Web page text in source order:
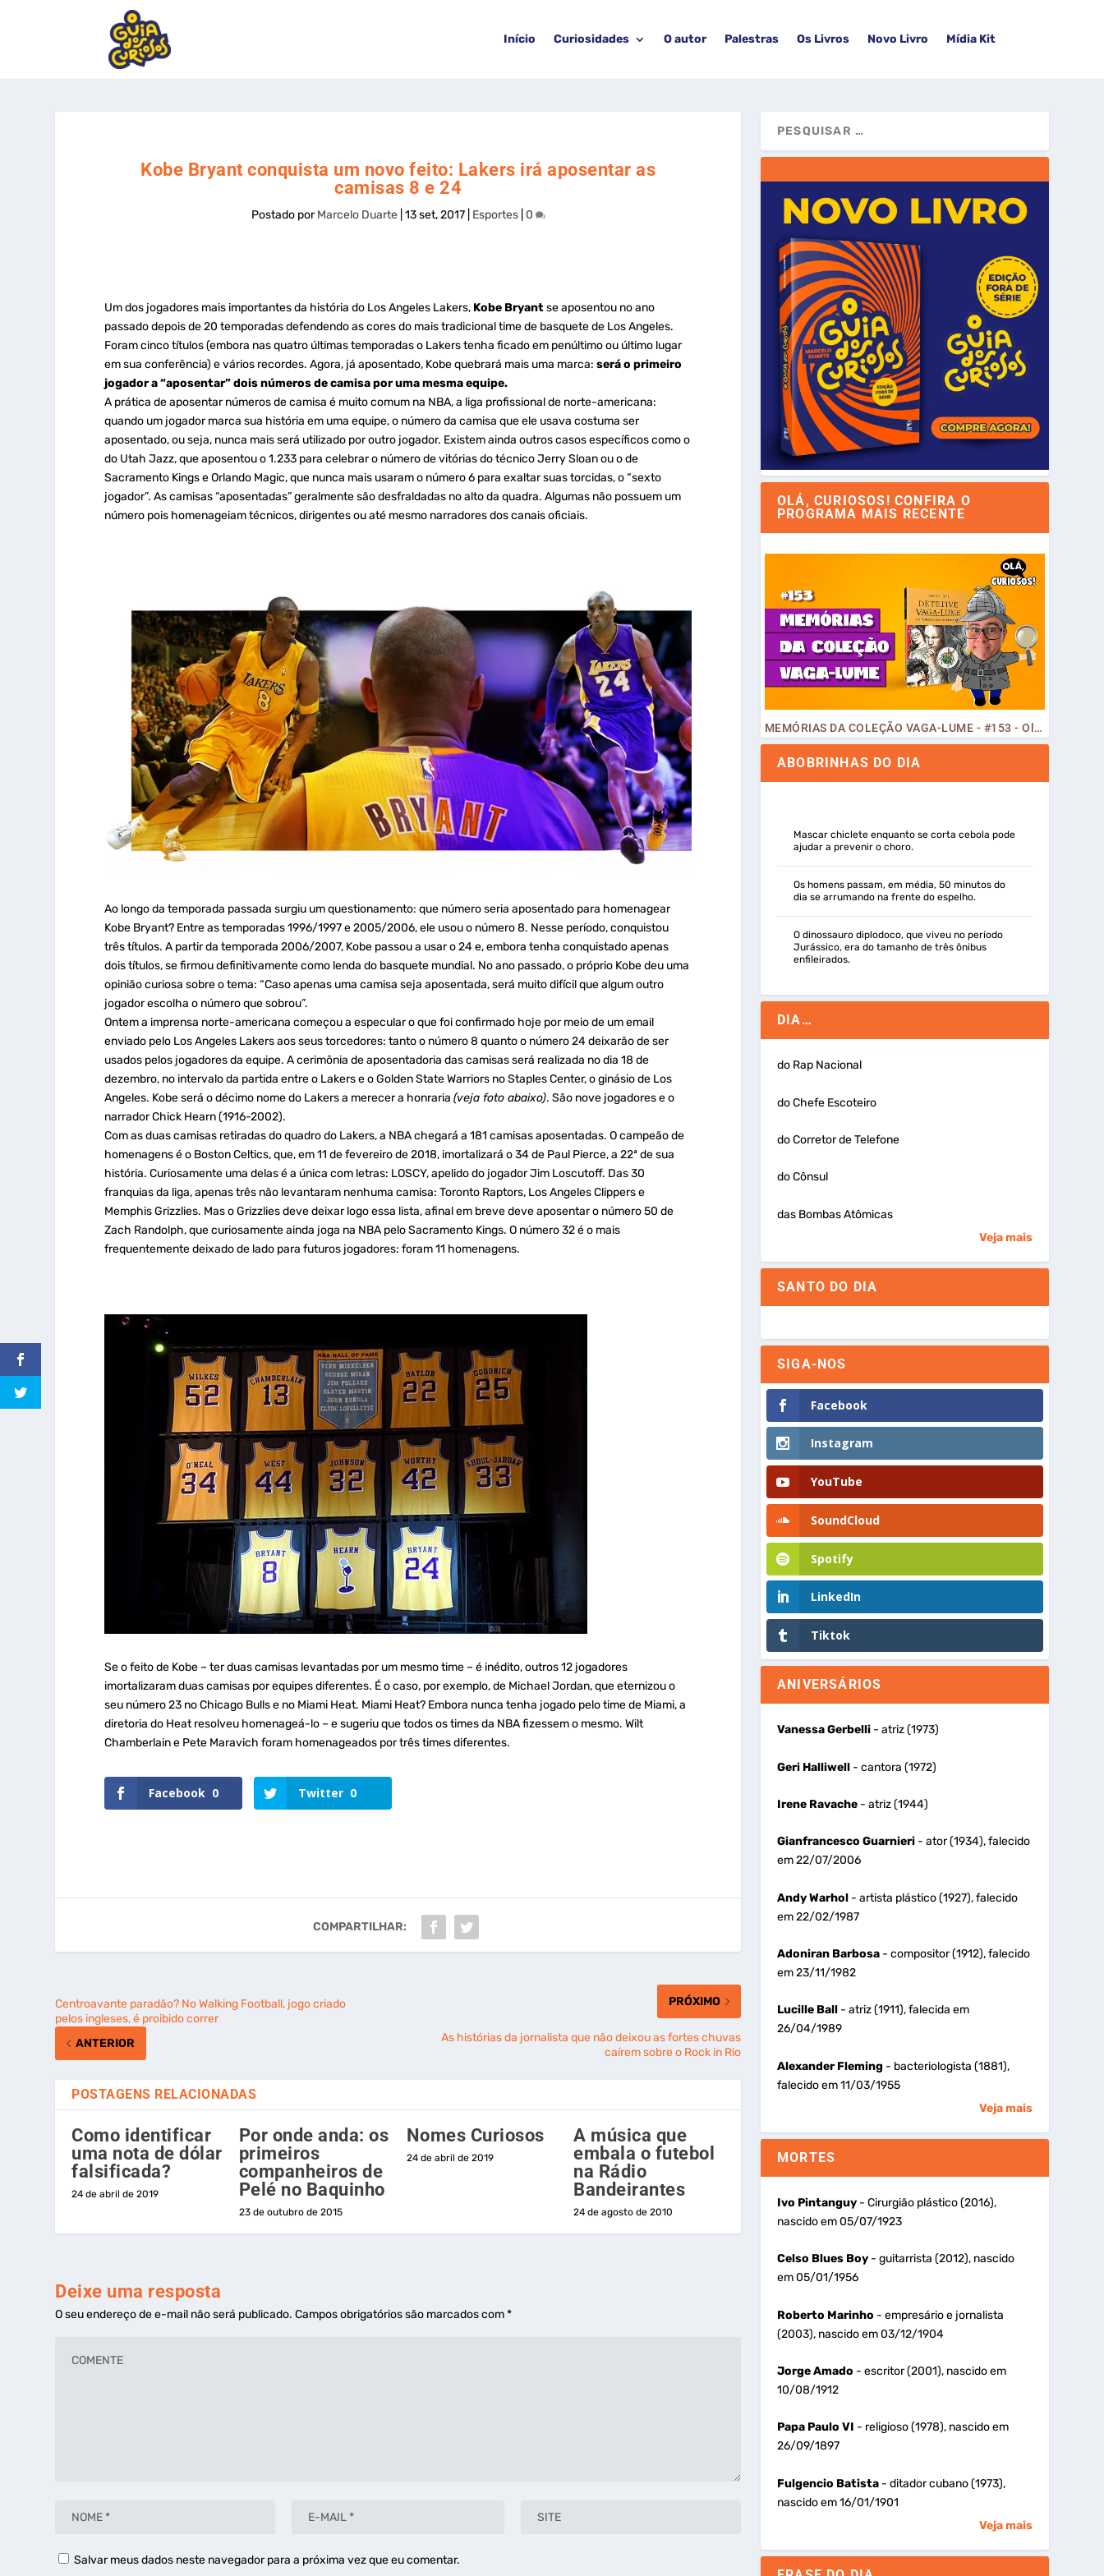
Início Curiosidades O autor Palestras Os Livros Novo Livro Mídia Kit
Kobe Bryant conquista um novo feito: Lakers irá aposentar as
camisas 8 e 24
Postado porMarcelo Duarte| 13 set, 2017| Esportes| 0
Um dos jogadores mais importantes da história do Los Angeles Lakers, Kobe Bryantse aposentou no ano
passado depois de 20 temporadas defendendo as cores do mais tradicional time de basquete de Los Angeles.
Foram cinco títulos (embora nas quatro últimas temporadas o Lakers tenha ficado em penúltimo ou último lugar
em sua conferência) e vários recordes. Agora, já aposentado, Kobe quebrará mais uma marca:será o primeiro
jogador a “aposentar” dois números de camisa por uma mesma equipe.
A prática de aposentar números de camisa é muito comum na NBA, a liga profissional de norte-americana:
quando um jogador marca sua história em uma equipe, o número da camisa que ele usava costuma ser
aposentado, ou seja, nunca mais será utilizado por outro jogador. Existem ainda outros casos específicos como o
do Utah Jazz, que aposentou o 1.233 para celebrar o número de vitórias do técnico Jerry Sloan ou o de
Sacramento Kings e Orlando Magic, que nunca mais usaram o número 6 para exaltar suas torcidas, o “sexto
jogador”. As camisas “aposentadas” geralmente são desfraldadas no alto da quadra. Algumas não possuem um
número pois homenageiam técnicos, dirigentes ou até mesmo narradores dos canais oficiais.
Ao longo da temporada passada surgiu um questionamento: que número seria aposentado para homenagear
Kobe Bryant? Entre as temporadas 1996/1997 e 2005/2006, ele usou o número 8. Nesse período, conquistou
três títulos. A partir da temporada 2006/2007, Kobe passou a usar o 24 e, embora tenha conquistado apenas
dois títulos, se firmou definitivamente como lenda do basquete mundial. No ano passado, o próprio Kobe deu uma
opinião curiosa sobre o tema: “Caso apenas uma camisa seja aposentada, será muito difícil que algum outro
jogador escolha o número que sobrou”.
Ontem a imprensa norte-americana começou a especular o que foi confirmado hoje por meio de um email
enviado pelo Los Angeles Lakers aos seus torcedores: tanto o número 8 quanto o número 24 deixarão de ser
usados pelos jogadores da equipe. A cerimônia de aposentadoria das camisas será realizada no dia 18 de
dezembro, no intervalo da partida entre o Lakers e o Golden State Warriors no Staples Center, o ginásio de Los
Angeles. Kobe será o décimo nome do Lakers a merecer a honraria(veja foto abaixo). São nove jogadores e o
narrador Chick Hearn (1916-2002).
Com as duas camisas retiradas do quadro do Lakers, a NBA chegará a 181 camisas aposentadas. O campeão de
homenagens é o Boston Celtics, que, em 11 de fevereiro de 2018, imortalizará o 34 de Paul Pierce, a 22ª de sua
história. Curiosamente uma delas é a única com letras: LOSCY, apelido do jogador Jim Loscutoff. Das 30
franquias da liga, apenas três não levantaram nenhuma camisa: Toronto Raptors, Los Angeles Clippers e
Memphis Grizzlies. Mas o Grizzlies deve deixar logo essa lista, afinal em breve deve aposentar o número 50 de
Zach Randolph, que curiosamente ainda joga na NBA pelo Sacramento Kings. O número 32 é o mais
frequentemente deixado de lado para futuros jogadores: foram 11 homenagens.
Se o feito de Kobe – ter duas camisas levantadas por um mesmo time – é inédito, outros 12 jogadores
imortalizaram duas camisas por equipes diferentes. É o caso, por exemplo, de Michael Jordan, que eternizou o
seu número 23 no Chicago Bulls e no Miami Heat. Miami Heat? Embora nunca tenha jogado pelo time de Miami, a
diretoria do Heat resolveu homenageá-lo – e sugeriu que todos os times da NBA fizessem o mesmo. Wilt
Chamberlain e Pete Maravich foram homenageados por três times diferentes.
Facebook 0 Twitter 0
COMPARTILHAR:
Centroavante paradão? No Walking Football, jogo criado
pelos ingleses, é proibido correr
ANTERIOR
PRÓXIMO
As histórias da jornalista que não deixou as fortes chuvas
caírem sobre o Rock in Rio
POSTAGENS RELACIONADAS
Como identificar
uma nota de dólar
falsificada?
24 de abril de 2019
Por onde anda: os
primeiros
companheiros de
Pelé no Baquinho
23 de outubro de 2015
Nomes Curiosos
24 de abril de 2019
A música que
embala o futebol
na Rádio
Bandeirantes
24 de agosto de 2010
Deixe uma resposta
O seu endereço de e-mail não será publicado. Campos obrigatórios são marcados com*
Salvar meus dados neste navegador para a próxima vez que eu comentar.
OLÁ, CURIOSOS! CONFIRA O
PROGRAMA MAIS RECENTE
MEMÓRIAS DA COLEÇÃO VAGA-LUME - #153 - Olá, Curiosos! 2023
ABOBRINHAS DO DIA
Mascar chiclete enquanto se corta cebola pode
ajudar a prevenir o choro.
Os homens passam, em média, 50 minutos do
dia se arrumando na frente do espelho.
O dinossauro diplodoco, que viveu no período
Jurássico, era do tamanho de três ônibus
enfileirados.
DIA…
do Rap Nacional
do Chefe Escoteiro
do Corretor de Telefone
do Cônsul
das Bombas Atômicas
Veja mais
SANTO DO DIA
SIGA-NOS
Facebook
Instagram
YouTube
SoundCloud
Spotify
LinkedIn
Tiktok
ANIVERSÁRIOS
Vanessa Gerbelli- atriz (1973)
Geri Halliwell- cantora (1972)
Irene Ravache- atriz (1944)
Gianfrancesco Guarnieri- ator (1934), falecido
em 22/07/2006
Andy Warhol- artista plástico (1927), falecido
em 22/02/1987
Adoniran Barbosa- compositor (1912), falecido
em 23/11/1982
Lucille Ball- atriz (1911), falecida em
26/04/1989
Alexander Fleming - bacteriologista (1881),
falecido em 11/03/1955
Veja mais
MORTES
Ivo Pintanguy- Cirurgião plástico (2016),
nascido em 05/07/1923
Celso Blues Boy- guitarrista (2012), nascido
em 05/01/1956
Roberto Marinho - empresário e jornalista
(2003), nascido em 03/12/1904
Jorge Amado - escritor (2001), nascido em
10/08/1912
Papa Paulo VI - religioso (1978), nascido em
26/09/1897
Fulgencio Batista- ditador cubano (1973),
nascido em 16/01/1901
Veja mais